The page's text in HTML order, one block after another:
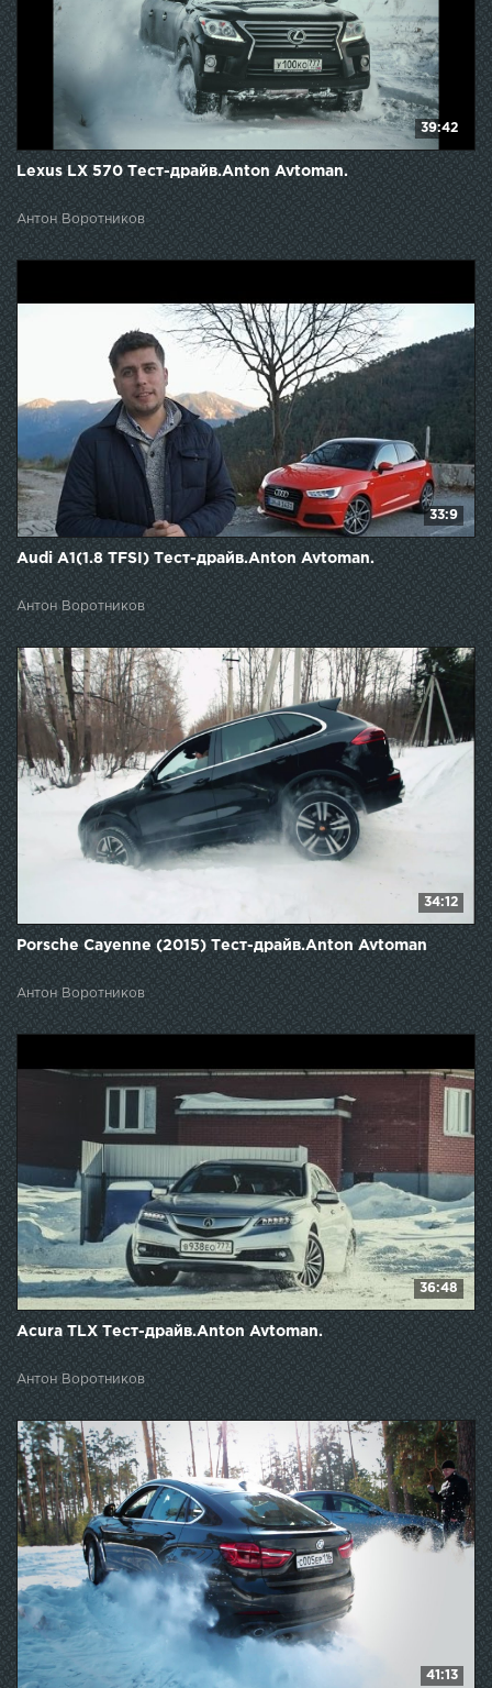
39:42
Lexus LX 570 Тест-драйв.Anton Avtoman.
Антон Воротников
33:9
Audi A1(1.8 TFSI) Тест-драйв.Anton Avtoman.
Антон Воротников
34:12
Porsche Cayenne (2015) Тест-драйв.Anton Avtoman
Антон Воротников
36:48
Acura TLX Тест-драйв.Anton Avtoman.
Антон Воротников
41:13